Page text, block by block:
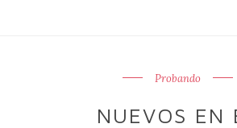
Probando
NUEVOS EN